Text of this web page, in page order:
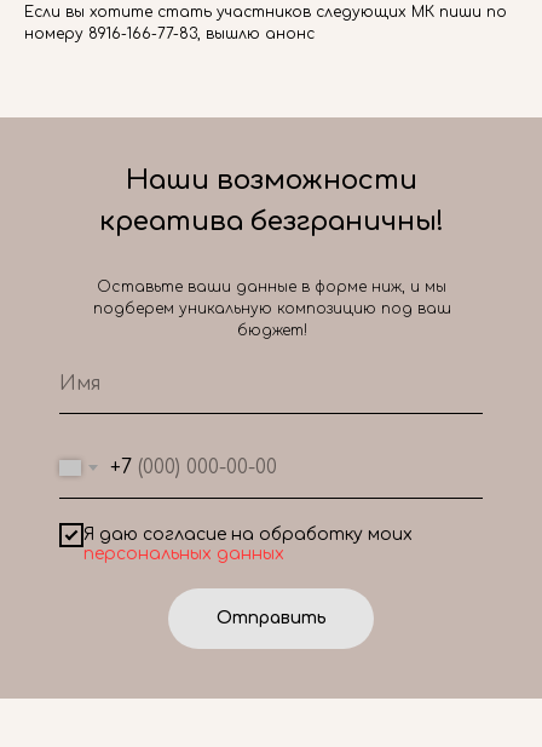
Если вы хотите стать участников следующих МК пиши по
номеру 8916-166-77-83, вышлю анонс
+7
Я даю согласие на обработку моих
персональных данных
Отправить
Наши возможности
креатива безграничны!
Оставьте ваши данные в форме ниж, и мы
подберем уникальную композицию под ваш
бюджет!